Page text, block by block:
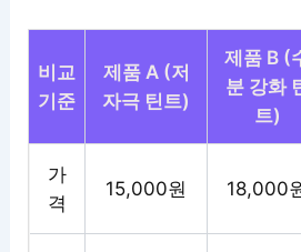
비교
기준
제품 A (저
자극 틴트)
제품 B (
분 강화
트)
가
격
15,000원 18,000